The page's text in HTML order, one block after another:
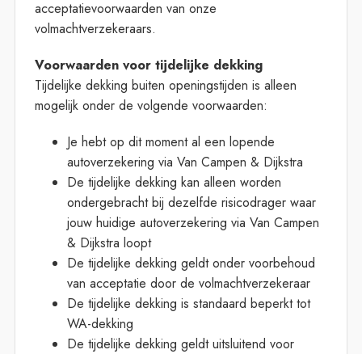
acceptatievoorwaarden van onze
volmachtverzekeraars.
Voorwaarden voor tijdelijke dekking
Tijdelijke dekking buiten openingstijden is alleen
mogelijk onder de volgende voorwaarden:
Je hebt op dit moment al een lopende
autoverzekering via Van Campen & Dijkstra
De tijdelijke dekking kan alleen worden
ondergebracht bij dezelfde risicodrager waar
jouw huidige autoverzekering via Van Campen
& Dijkstra loopt
De tijdelijke dekking geldt onder voorbehoud
van acceptatie door de volmachtverzekeraar
De tijdelijke dekking is standaard beperkt tot
WA-dekking
De tijdelijke dekking geldt uitsluitend voor